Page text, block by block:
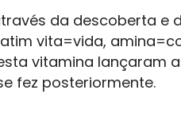
da descoberta e
vita=vida,
vitamina lançaram
fez posteriormente.